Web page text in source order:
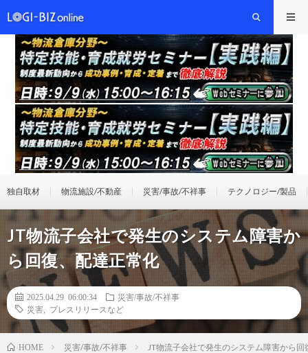
独自取材 物流施設/不動産 災害/事故/不祥事 テクノロジー/製品
JT物流子会社で発生のシステム障害か
ら回復、配達正常化
2025.04.29 06:00:34
災害/事故/不祥事
災害
プレスリリースなど
HOME 災害/事故/不祥事 JT物流子会社で発生のシステム障害から回